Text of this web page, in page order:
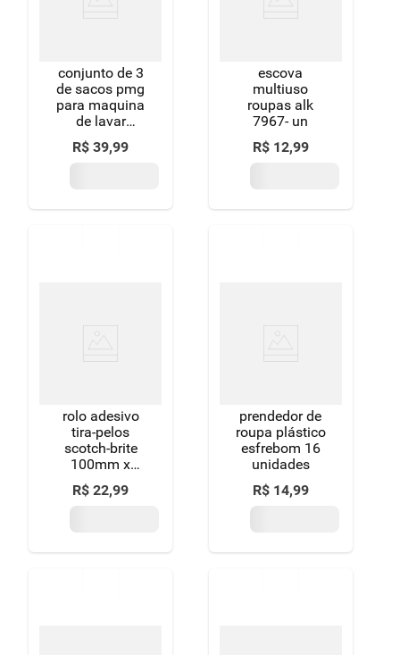
conjunto de 3
de sacos pmg
para maquina
de lavar
roupas - oikos
branco ean
:************* -
R$ 39,99
escova
multiuso
roupas alk
7967- un
R$ 12,99
rolo adesivo
tira-pelos
scotch-brite
100mm x
3,1m 21
folhas refil
R$ 22,99
prendedor de
roupa plástico
esfrebom 16
unidades
R$ 14,99